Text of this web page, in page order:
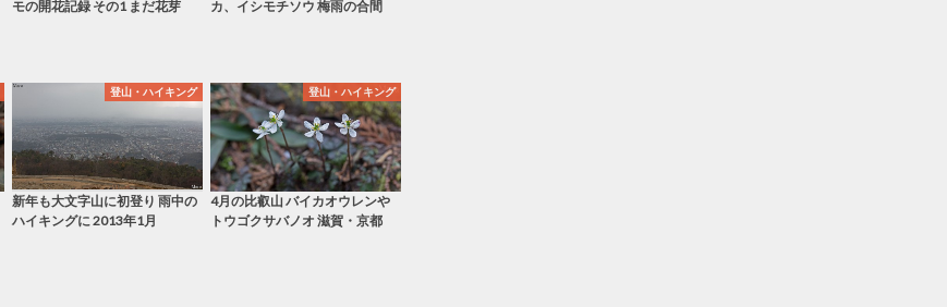
モの開花記録 その1 まだ花芽
カ、イシモチソウ 梅雨の合間
登山・ハイキング
新年も大文字山に初登り 雨中の
ハイキングに 2013年1月
登山・ハイキング
4月の比叡山 バイカオウレンや
トウゴクサバノオ 滋賀・京都